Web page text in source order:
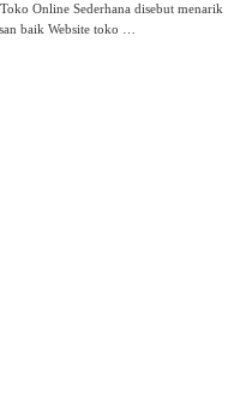
Online Sederhana disebut menarik
baik Website toko …